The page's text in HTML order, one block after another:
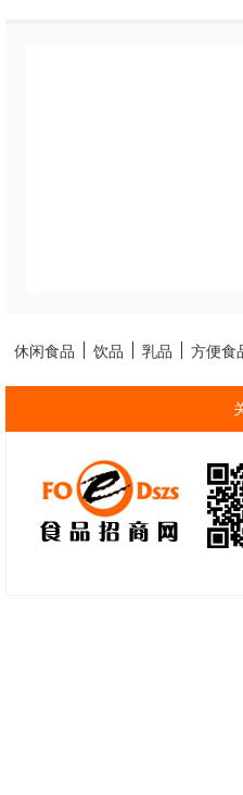
休闲食品 饮品 乳品 方便食